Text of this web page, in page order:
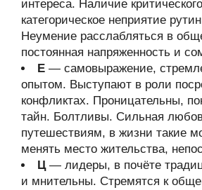
интереса. Наличие
категорическое неприятие
Неумение расслабляться в
постоянная напряженность и
Е — самовыражение,
опытом. Выступают в роли
конфликтах. Проницательны,
тайн. Болтливы. Сильная
путешествиям, в жизни такие
менять место жительства,
Ц— лидеры, в почёте
и мнительны. Стремятся к